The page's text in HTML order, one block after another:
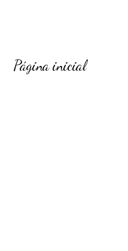
Página inicial